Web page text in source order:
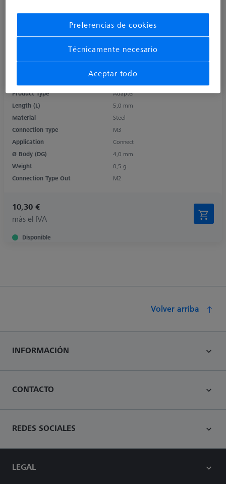
Product Type
Adapter
Length (L)
5,0 mm
Material
Steel
Connection Type
M3
Application
Connect
Ø Body (DG)
4,0 mm
Weight
0,5 g
Connection Type Out
M2
10,30 €
más el IVA
Disponible
Volver arriba
INFORMACIÓN
CONTACTO
REDES SOCIALES
LEGAL
Preferencias de cookies
Técnicamente necesario
Aceptar todo